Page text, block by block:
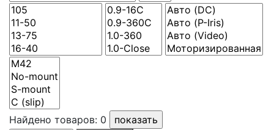
Найдено товаров: 0